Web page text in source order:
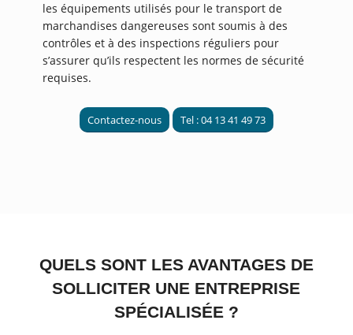
les équipements utilisés pour le transport de
marchandises dangereuses sont soumis à des
contrôles et à des inspections réguliers pour
s’assurer qu’ils respectent les normes de sécurité
requises.
Contactez-nous Tel : 04 13 41 49 73
QUELS SONT LES AVANTAGES DE
SOLLICITER UNE ENTREPRISE
SPÉCIALISÉE ?